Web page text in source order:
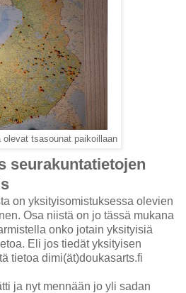
olevat tsasounat paikoillaan
seurakuntatietojen
on yksityisomistuksessa olevien
Osa niistä on jo tässä mukana
onko jotain yksityisiä
Eli jos tiedät yksityisen
tietoa dimi(ät)doukasarts.fi
ja nyt mennään jo yli sadan